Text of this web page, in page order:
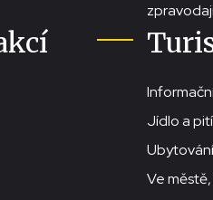
zpravodaji
Jídlo a pití
Ubytování
Ve